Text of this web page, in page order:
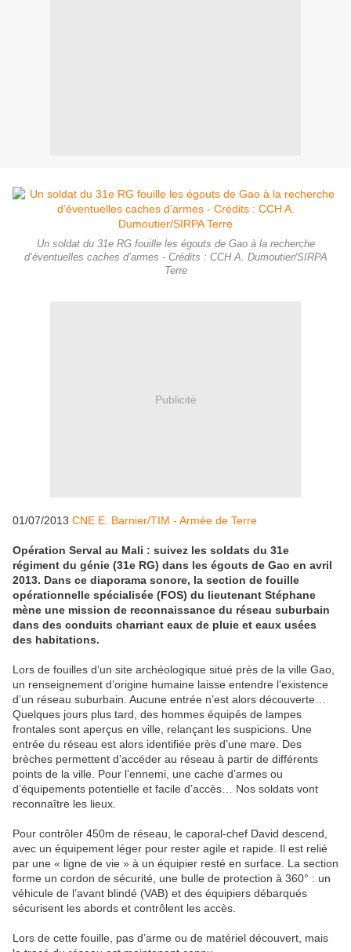
Un soldat du 31e RG fouille les égouts de Gao à la recherche
d’éventuelles caches d’armes - Crédits : CCH A. Dumoutier/SIRPA
Terre
Publicité
01/07/2013 CNE E. Barnier/TIM - Armée de Terre
Opération Serval au Mali : suivez les soldats du 31e
régiment du génie (31e RG) dans les égouts de Gao en avril
2013. Dans ce diaporama sonore, la section de fouille
opérationnelle spécialisée (FOS) du lieutenant Stéphane
mène une mission de reconnaissance du réseau suburbain
dans des conduits charriant eaux de pluie et eaux usées
des habitations.
Lors de fouilles d’un site archéologique situé près de la ville Gao,
un renseignement d’origine humaine laisse entendre l’existence
d’un réseau suburbain. Aucune entrée n’est alors découverte…
Quelques jours plus tard, des hommes équipés de lampes
frontales sont aperçus en ville, relançant les suspicions. Une
entrée du réseau est alors identifiée près d’une mare. Des
brèches permettent d’accéder au réseau à partir de différents
points de la ville. Pour l’ennemi, une cache d’armes ou
d’équipements potentielle et facile d’accès… Nos soldats vont
reconnaître les lieux.
Pour contrôler 450m de réseau, le caporal-chef David descend,
avec un équipement léger pour rester agile et rapide. Il est relié
par une « ligne de vie » à un équipier resté en surface. La section
forme un cordon de sécurité, une bulle de protection à 360° : un
véhicule de l’avant blindé (VAB) et des équipiers débarqués
sécurisent les abords et contrôlent les accès.
Lors de cette fouille, pas d’arme ou de matériel découvert, mais